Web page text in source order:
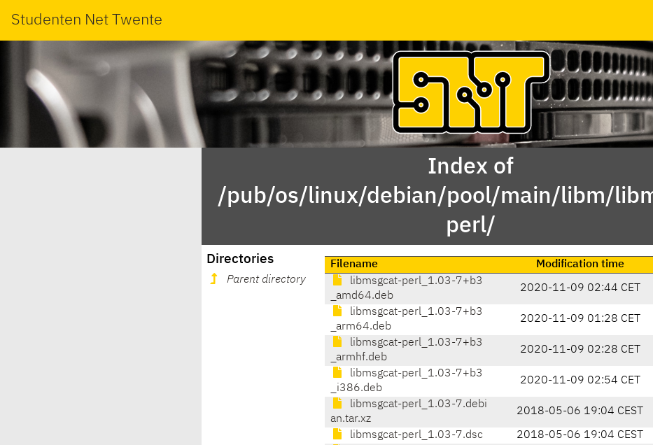
Studenten Net Twente
Index of
/pub/os/linux/debian/pool/main/libm/
perl/
Directories
Parent directory
Filename Modification time
libmsgcat-perl_1.03-7+b3
_amd64.deb
2020-11-09 02:44 CET
libmsgcat-perl_1.03-7+b3
_arm64.deb
2020-11-09 01:28 CET
libmsgcat-perl_1.03-7+b3
_armhf.deb
2020-11-09 02:28 CET
libmsgcat-perl_1.03-7+b3
_i386.deb
2020-11-09 02:54 CET
libmsgcat-perl_1.03-7.debi
an.tar.xz
2018-05-06 19:04 CEST
libmsgcat-perl_1.03-7.dsc 2018-05-06 19:04 CEST